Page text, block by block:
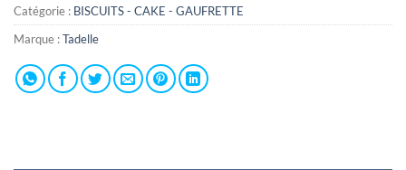
Catégorie : BISCUITS - CAKE - GAUFRETTE
Marque :Tadelle